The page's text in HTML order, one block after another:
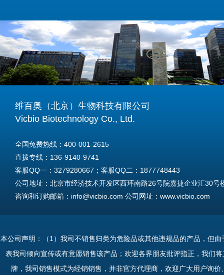
维百奥（北京）生物科技有限公司
Vicbio Biotechnology Co., Ltd.
全国免费热线：400-001-2615
直拨专线：136-9140-9741
客服QQ一：3279280667；客服QQ二：1877748443
公司地址：北京市经济技术开发区西环南路26号院嘉捷企业汇30号
咨询和订购邮箱：info@vicbio.com 公司网址：www.vicbio.com
Tel: +86-13691409741
本公司声明：（1）我司不销售归类为危险品或其他违规品的产品，但
表我司倾向宣传或有意愿销售该产品；欢迎各界朋友批评指正，我们
牌，我司销售模式为经销销售，并非官方代理商，欢迎广大用户询